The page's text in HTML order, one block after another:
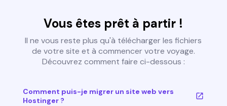
Vous êtes prêt à partir !
Il ne vous reste plus qu'à télécharger les fichiers
de votre site et à commencer votre voyage.
Découvrez comment faire ci-dessous :
Comment puis-je migrer un site web vers
Hostinger ?